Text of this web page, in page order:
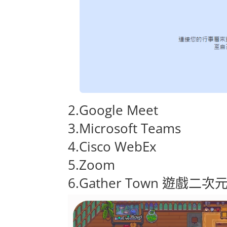
2.Google Meet
3.Microsoft Teams
4.Cisco WebEx
5.Zoom
6.Gather Town 遊戲二次